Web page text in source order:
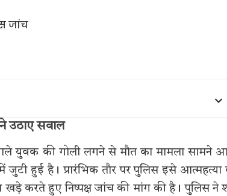
उठाए सवाल
युवक की गोली लगने से मौत का मामला सामने
हुई है। प्रारंभिक तौर पर पुलिस इसे आत्महत्या
करते हुए निष्पक्ष जांच की मांग की है। पुलिस ने